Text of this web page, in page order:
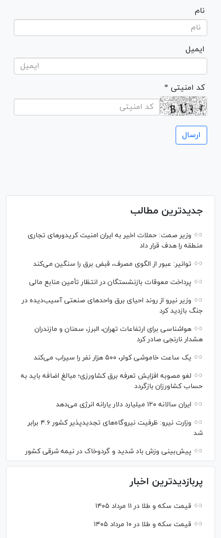
نام
ایمیل
* کد امنیتی
جدیدترین مطالب
وزیر صمت: حملات اخیر به ایران امنیت کریدورهای تجاری
منطقه را هدف قرار داد
توانیر: عبور از الگوی مصرف، قبض برق را سنگین می‌کند
پرداخت معوقات بازنشستگان در انتظار تأمین منابع مالی
وزیر نیرو از روند احیای برق واحدهای صنعتی آسیب‌دیده در
جنگ بازدید کرد
هواشناسی برای ارتفاعات تهران، البرز، سمنان و مازندران
هشدار نارنجی صادر کرد
یک ساعت خاموشی کولر، ۵۰۰ هزار نفر را سیراب می‌کند
لغو مصوبه افزایش تعرفه برق کشاورزی؛ مبالغ اضافه باید به
حساب کشاورزان بازگردد
ایران سالانه ۱۲۰ میلیارد دلار یارانه انرژی می‌دهد
وزارت نیرو: ظرفیت نیروگاه‌های تجدیدپذیر کشور ۴.۶ برابر
شد
پیش‌بینی وزش باد شدید و گردوخاک در نیمه شرقی کشور
پربازدیدترین اخبار
قیمت سکه و طلا در ۱۱ مرداد ۱۴۰۵
قیمت سکه و طلا در ۱۰ مرداد ۱۴۰۵